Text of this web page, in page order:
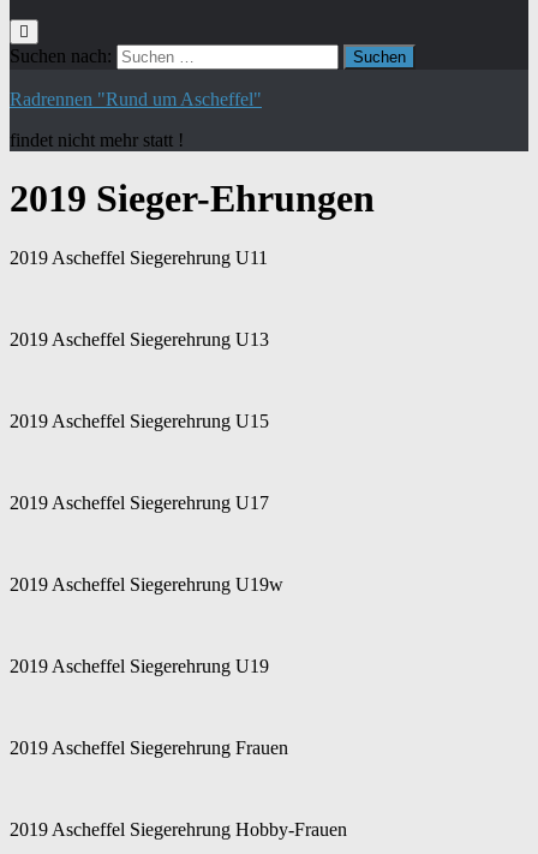
Suchen nach:
Radrennen "Rund um Ascheffel"
findet nicht mehr statt !
2019 Sieger-Ehrungen
2019 Ascheffel Siegerehrung U11
2019 Ascheffel Siegerehrung U13
2019 Ascheffel Siegerehrung U15
2019 Ascheffel Siegerehrung U17
2019 Ascheffel Siegerehrung U19w
2019 Ascheffel Siegerehrung U19
2019 Ascheffel Siegerehrung Frauen
2019 Ascheffel Siegerehrung Hobby-Frauen